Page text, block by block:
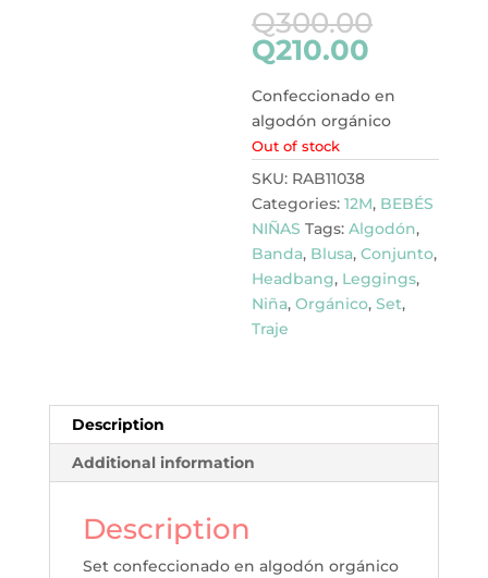
Q300.00
Q210.00
Confeccionado en
algodón orgánico
Out of stock
SKU: RAB11038
Categories:12M, BEBÉS
NIÑAS Tags:Algodón,
Banda, Blusa,Conjunto,
Headbang, Leggings,
Niña,Orgánico,Set,
Traje
Description
Additional information
Description
Set confeccionado en algodón orgánico